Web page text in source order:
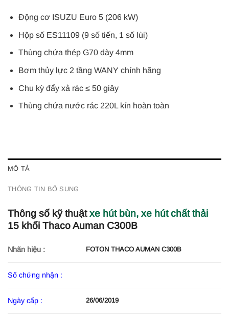
Động cơ ISUZU Euro 5 (206 kW)
Hộp số ES11109 (9 số tiến, 1 số lùi)
Thùng chứa thép G70 dày 4mm
Bơm thủy lực 2 tầng WANY chính hãng
Chu kỳ đẩy xả rác ≤ 50 giây
Thùng chứa nước rác 220L kín hoàn toàn
MÔ TẢ
THÔNG TIN BỔ SUNG
Thông số kỹ thuậtxe hút bùn, xe hút chất thải
15 khối Thaco Auman C300B
Nhãn hiệu : FOTON THACO AUMAN C300B
Số chứng nhận :
Ngày cấp : 26/06/2019